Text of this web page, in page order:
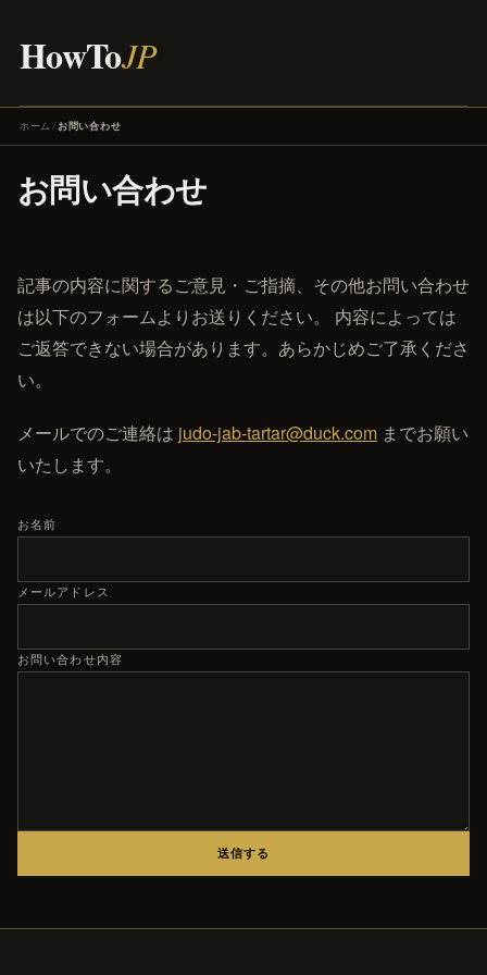
HowToJP
ホーム お問い合わせ
お問い合わせ
記事の内容に関するご意見・ご指摘、その他お問い合わせ
は以下のフォームよりお送りください。 内容によっては
ご返答できない場合があります。あらかじめご了承くださ
い。
メールでのご連絡は judo-jab-tartar@duck.com までお願い
いたします。
お名前
メールアドレス
お問い合わせ内容
送信する